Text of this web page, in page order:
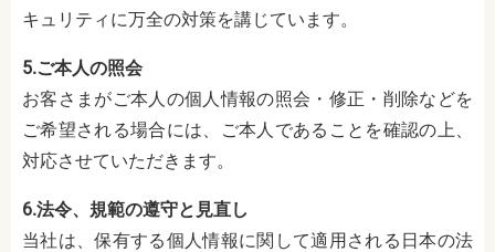
キュリティに万全の対策を講じています。
5.ご本人の照会
お客さまがご本人の個人情報の照会・修正・削除などを
ご希望される場合には、ご本人であることを確認の上、
対応させていただきます。
6.法令、規範の遵守と見直し
当社は、保有する個人情報に関して適用される日本の法